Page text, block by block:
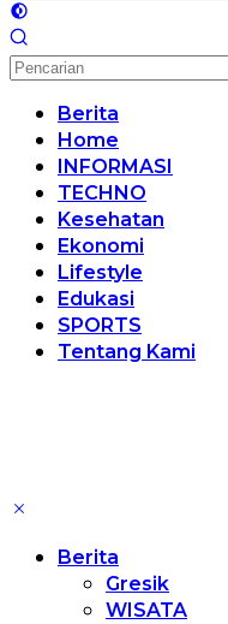
Berita
Home
INFORMASI
TECHNO
Kesehatan
Ekonomi
Lifestyle
Edukasi
SPORTS
Tentang Kami
Berita
Gresik
WISATA